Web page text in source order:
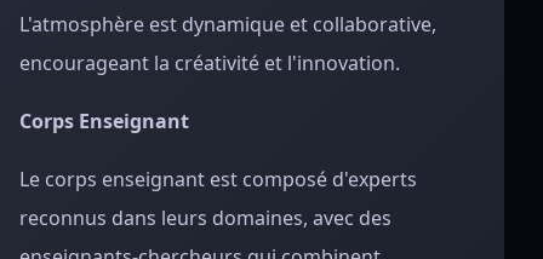
L'atmosphère est dynamique et collaborative,
encourageant la créativité et l'innovation.
Corps Enseignant
Le corps enseignant est composé d'experts
reconnus dans leurs domaines, avec des